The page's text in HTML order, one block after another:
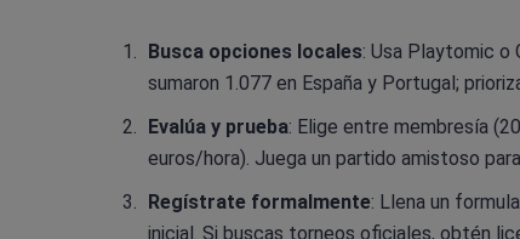
Busca opciones locales: Usa Playtomic o
sumaron 1.077 en España y Portugal;
Evalúa y prueba: Elige entre membresía
euros/hora). Juega un partido amistoso
Regístrate formalmente: Llena un
inicial. Si buscas torneos oficiales, obtén